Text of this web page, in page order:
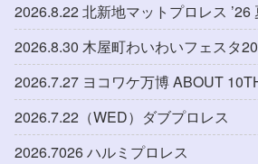
2026.8.22 北新地マットプロレス ’26
2026.8.30 木屋町わいわいフェスタ
2026.7.27 ヨコワケ万博 ABOUT
2026.7.22（WED）ダブプロレス
2026.7026 ハルミプロレス